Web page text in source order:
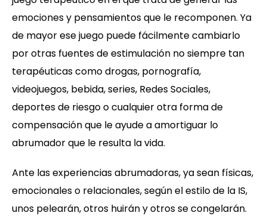
emociones y pensamientos que le recomponen. Ya
de mayor ese juego puede fácilmente cambiarlo
por otras fuentes de estimulación no siempre tan
terapéuticas como drogas, pornografía,
videojuegos, bebida, series, Redes Sociales,
deportes de riesgo o cualquier otra forma de
compensación que le ayude a amortiguar lo
abrumador que le resulta la vida.
Ante las experiencias abrumadoras, ya sean físicas,
emocionales o relacionales, según el estilo de la IS,
unos pelearán, otros huirán y otros se congelarán.